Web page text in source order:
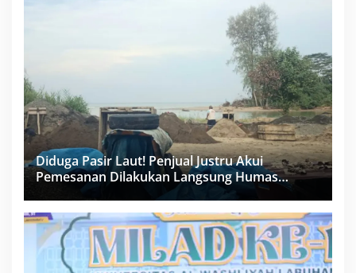
Diduga Pasir Laut! Penjual Justru Akui
Pemesanan Dilakukan Langsung Humas